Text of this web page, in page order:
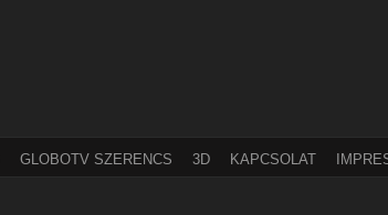
GLOBOTV SZERENCS 3D KAPCSOLAT